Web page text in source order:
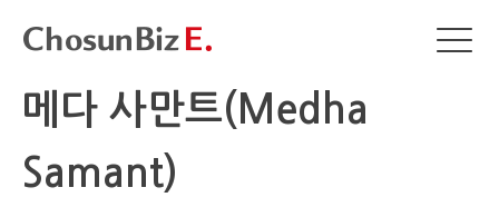
메다 사만트(Medha
Samant)